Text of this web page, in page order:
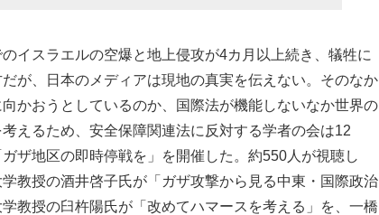
イスラエルの空爆と地上侵攻が4カ月以上続き、犠牲に
が、日本のメディアは現地の真実を伝えない。そのなか
かおうとしているのか、国際法が機能しないなか世界の
えるため、安全保障関連法に反対する学者の会は12
ザ地区の即時停戦を」を開催した。約550人が視聴し
教授の酒井啓子氏が「ガザ攻撃から見る中東・国際政治
教授の臼杵陽氏が「改めてハマースを考える」を、一橋